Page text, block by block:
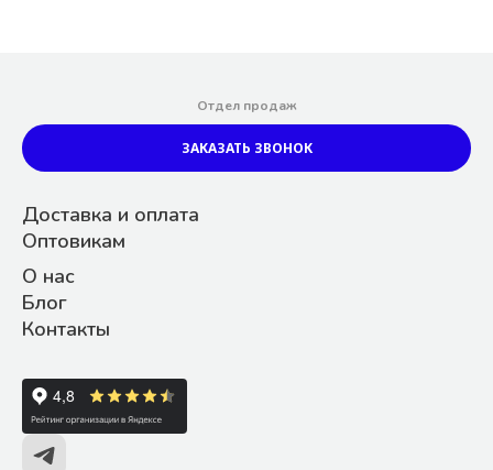
Доставка и оплата
Оптовикам
О нас
Блог
Контакты
Отдел продаж
ЗАКАЗАТЬ ЗВОНОК